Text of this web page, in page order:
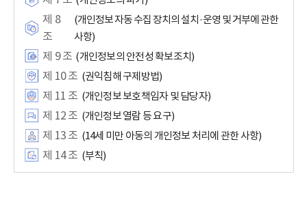
제 8
조
(개인정보 자동 수집 장치의 설치·운영 및 거부에 관한
사항)
제 9 조 (개인정보의 안전성 확보조치)
제 10 조 (권익침해 구제방법)
제 11 조 (개인정보 보호책임자 및 담당자)
제 12 조 (개인정보 열람 등 요구)
제 13 조 (14세 미만 아동의 개인정보 처리에 관한 사항)
제 14 조 (부칙)